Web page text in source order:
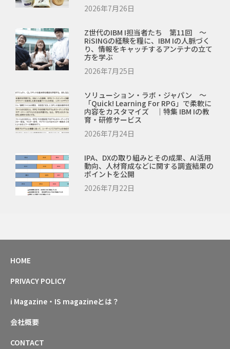
2026年7月26日
Z世代のIBM I担当者たち 第11回 ～
RiSINGの経験を糧に、IBM Iの人脈づく
り、情報をキャッチするアンテナの立て
方を学ぶ
2026年7月25日
ソリューション・ラボ・ジャパン ～
「Quick! Learning For RPG」で柔軟に
内容をカスタマイズ ｜特集 IBM Iの教
育・研修サービス
2026年7月24日
IPA、DXの取り組みとその成果、AI活用
動向、人材育成などに関する調査結果の
ポイントを公開
2026年7月22日
HOME
PRIVACY POLICY
i Magazine・IS magazineとは？
会社概要
CONTACT